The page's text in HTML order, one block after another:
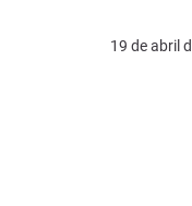
19 de abril